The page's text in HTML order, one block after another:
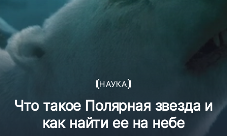
НАУКА
Что такое Полярная звезда и
как найти ее на небе